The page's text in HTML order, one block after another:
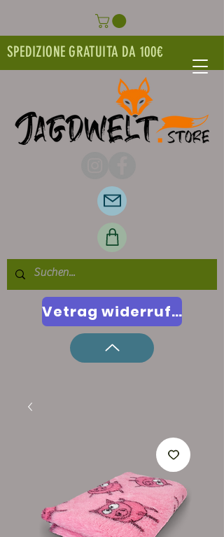
SPEDIZIONE GRATUITA DA 100€
Vetrag widerrufen